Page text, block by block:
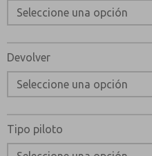
Devolver
Tipo piloto